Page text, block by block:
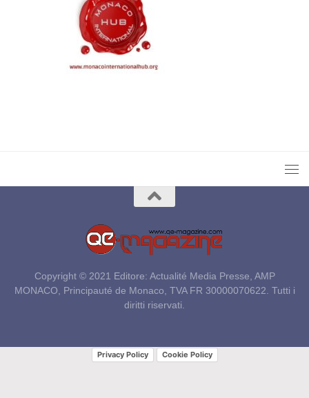
Copyright © 2021 Editore: Actualité Media Presse, AMP
MONACO, Principauté de Monaco, TVA FR 30000070622. Tutti i
diritti riservati.
Privacy Policy Cookie Policy